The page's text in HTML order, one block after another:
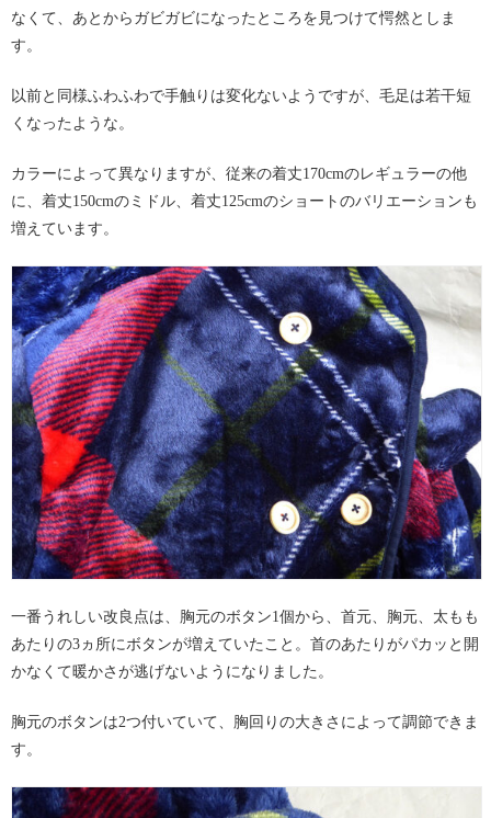
なくて、あとからガビガビになったところを見つけて愕然としま
す。
以前と同様ふわふわで手触りは変化ないようですが、毛足は若干短
くなったような。
カラーによって異なりますが、従来の着丈170cmのレギュラーの他
に、着丈150cmのミドル、着丈125cmのショートのバリエーションも
増えています。
一番うれしい改良点は、胸元のボタン1個から、首元、胸元、太もも
あたりの3ヵ所にボタンが増えていたこと。首のあたりがパカッと開
かなくて暖かさが逃げないようになりました。
胸元のボタンは2つ付いていて、胸回りの大きさによって調節できま
す。